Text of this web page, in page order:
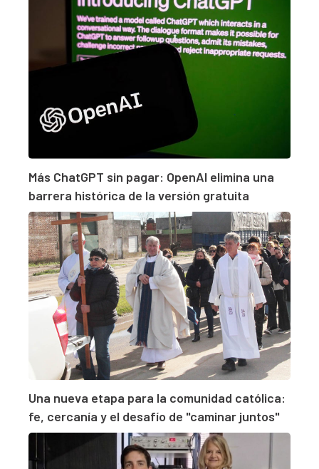
Más ChatGPT sin pagar: OpenAI elimina una
barrera histórica de la versión gratuita
Una nueva etapa para la comunidad católica:
fe, cercanía y el desafío de "caminar juntos"